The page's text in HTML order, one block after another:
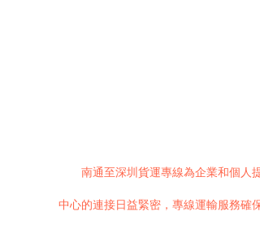
南通至深圳貨運專線為企業和個人
中心的連接日益緊密，專線運輸服務確